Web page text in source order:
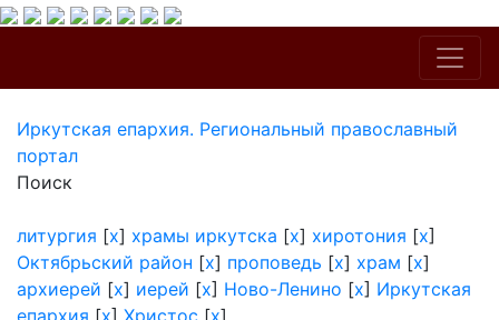
Иркутская епархия. Региональный православный
портал
Поиск
литургия [x] храмы иркутска [x] хиротония [x]
Октябрьский район [x] проповедь [x] храм [x]
архиерей [x] иерей [x] Ново-Ленино [x] Иркутская
епархия [x] Христос [x]